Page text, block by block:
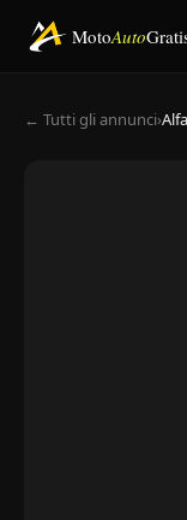
MotoAuto
← Tutti gli annunci›